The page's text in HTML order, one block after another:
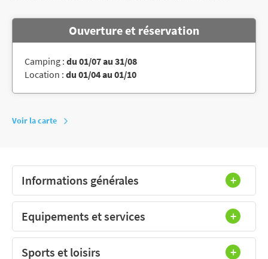
Ouverture et réservation
Camping : du 01/07 au 31/08
Location : du 01/04 au 01/10
Voir la carte
Informations générales
Equipements et services
Sports et loisirs